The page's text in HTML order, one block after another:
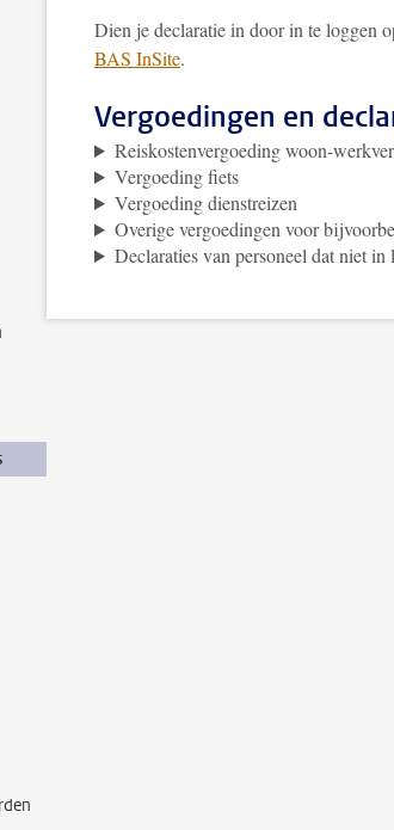
Dien je declaratie in door in te loggen
BAS InSite.
Vergoedingen en
Reiskostenvergoeding woon-
Vergoeding fiets
Vergoeding dienstreizen
Overige vergoedingen voor
Declaraties van personeel dat niet